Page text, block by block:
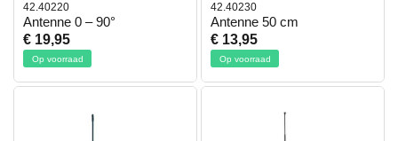
42.40220
Antenne 0 – 90°
€ 19,95
Op voorraad
42.40230
Antenne 50 cm
€ 13,95
Op voorraad